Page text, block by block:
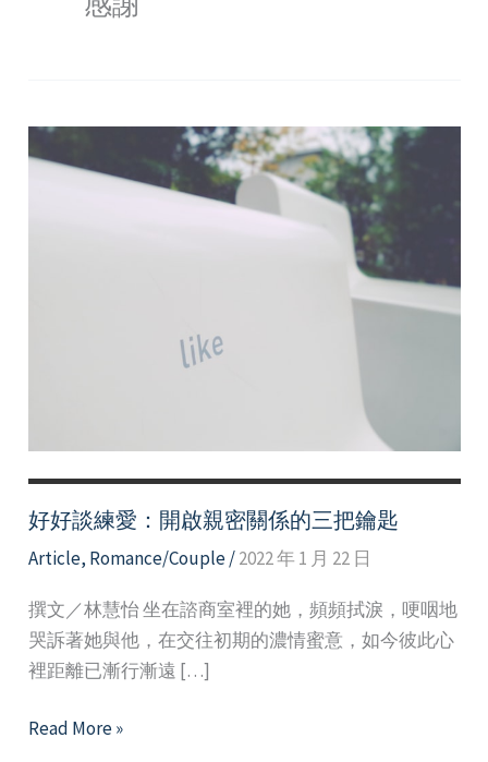
好好談練愛：開啟親密關係的三把鑰匙
Article, Romance/Couple/2022 年 1 月 22 日
撰文／林慧怡 坐在諮商室裡的她，頻頻拭淚，哽咽地
哭訴著她與他，在交往初期的濃情蜜意，如今彼此心
裡距離已漸行漸遠 […]
好
Read More »